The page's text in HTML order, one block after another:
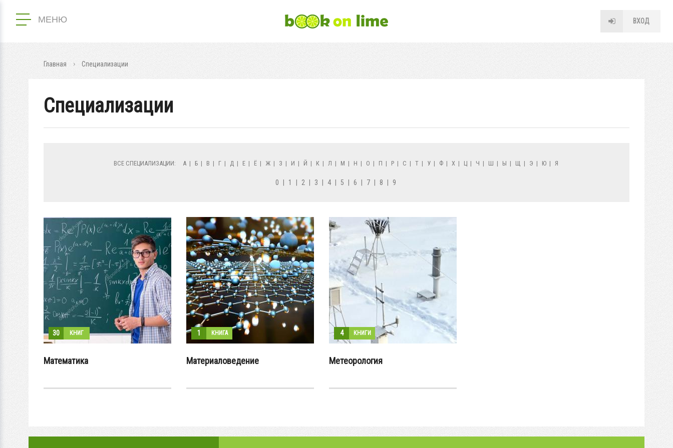
МЕНЮ ВХОД
Главная Специализации
Специализации
ВСЕ СПЕЦИАЛИЗАЦИИ: А | Б | В | Г | Д | Е | Ё | Ж | З | И | Й | К | Л | М | Н | О | П | Р | С | Т | У | Ф | Х | Ц | Ч | Ш | Ы | Щ | Э | Ю | Я
0 1 2 3 4 5 6 7 8 9
30 КНИГ
Математика
1 КНИГА
Материаловедение
4 КНИГИ
Метеорология